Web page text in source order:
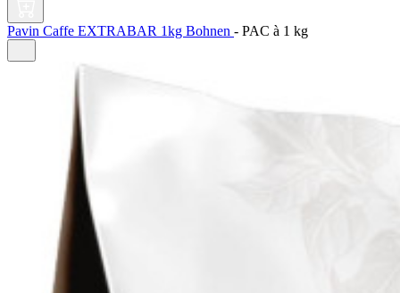
Pavin Caffe EXTRABAR 1kg Bohnen - PAC à 1 kg